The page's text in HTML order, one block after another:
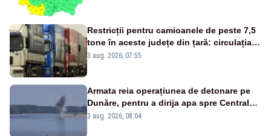
Restricții pentru camioanele de peste 7,5
tone în aceste județe din țară: circulația
este interzisă luni, între orele 12:00 și
3 aug. 2026, 07:55
Armata reia operațiunea de detonare pe
Dunăre, pentru a dirija apa spre Centrala
Cernavodă
3 aug. 2026, 08:04